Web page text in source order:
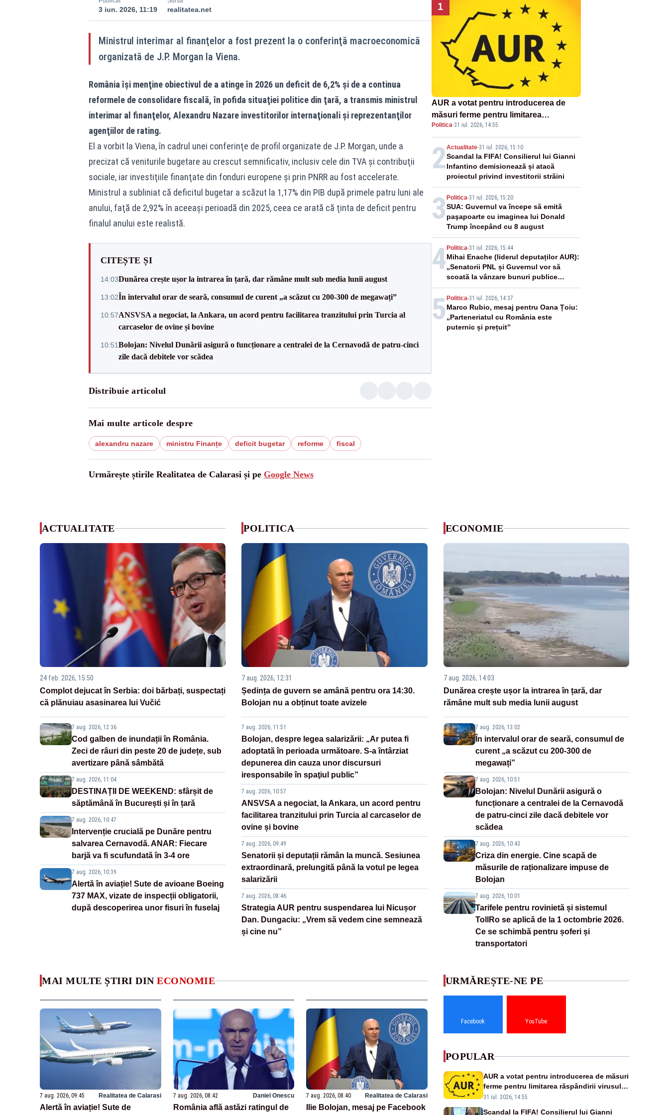
3 iun. 2026, 11:19 realitatea.net
Ministrul interimar al finanţelor a fost prezent la o conferinţă macroeconomică
organizată de J.P. Morgan la Viena.
România îşi menţine obiectivul de a atinge în 2026 un deficit de 6,2% şi de a continua
reformele de consolidare fiscală, în pofida situaţiei politice din ţară, a transmis ministrul
interimar al finanţelor, Alexandru Nazare investitorilor internaţionali şi reprezentanţilor
agenţiilor de rating.
El a vorbit la Viena, în cadrul unei conferinţe de profil organizate de J.P. Morgan, unde a
precizat că veniturile bugetare au crescut semnificativ, inclusiv cele din TVA şi contribuţii
sociale, iar investiţiile finanţate din fonduri europene şi prin PNRR au fost accelerate.
Ministrul a subliniat că deficitul bugetar a scăzut la 1,17% din PIB după primele patru luni ale
anului, faţă de 2,92% în aceeaşi perioadă din 2025, ceea ce arată că ţinta de deficit pentru
finalul anului este realistă.
CITEȘTE ȘI
14:03Dunărea crește ușor la intrarea în țară, dar rămâne mult sub media lunii august
13:02În intervalul orar de seară, consumul de curent „a scăzut cu 200-300 de megawați”
10:57ANSVSA a negociat, la Ankara, un acord pentru facilitarea tranzitului prin Turcia al
carcaselor de ovine și bovine
10:51Bolojan: Nivelul Dunării asigură o funcționare a centralei de la Cernavodă de patru-cinci
zile dacă debitele vor scădea
Distribuie articolul
Mai multe articole despre
alexandru nazare ministru Finanțe deficit bugetar reforme fiscal
Urmărește știrile Realitatea de Calarasi și pe Google News
1
AUR a votat pentru introducerea de
măsuri ferme pentru limitarea
răspândirii virusului pestei porcine
africane
Politica·31 iul. 2026, 14:55
2Actualitate-31 iul. 2026, 15:10
Scandal la FIFA! Consilierul lui Gianni
Infantino demisionează și atacă
proiectul privind investitorii străini
3 Politica-31 iul. 2026, 15:20
SUA: Guvernul va începe să emită
paşapoarte cu imaginea lui Donald
Trump începând cu 8 august
4 Politica-31 iul. 2026, 15:44
Mihai Enache (liderul deputaților AUR):
„Senatorii PNL și Guvernul vor să
scoată la vânzare bunuri publice
pentru a stinge datoriile pentru
vaccinurile Pfizer!”
5 Politica-31 iul. 2026, 14:37
Marco Rubio, mesaj pentru Oana Țoiu:
„Parteneriatul cu România este
puternic și prețuit”
ACTUALITATE
24 feb. 2026, 15:50
Complot dejucat în Serbia: doi bărbați, suspectați
că plănuiau asasinarea lui Vučić
7 aug. 2026, 12:36
Cod galben de inundații în România.
Zeci de râuri din peste 20 de județe, sub
avertizare până sâmbătă
7 aug. 2026, 11:04
DESTINAȚII DE WEEKEND: sfârșit de
săptămână în București și în țară
7 aug. 2026, 10:47
Intervenție crucială pe Dunăre pentru
salvarea Cernavodă. ANAR: Fiecare
barjă va fi scufundată în 3-4 ore
7 aug. 2026, 10:39
Alertă în aviație! Sute de avioane Boeing
737 MAX, vizate de inspecții obligatorii,
după descoperirea unor fisuri în fuselaj
POLITICA
7 aug. 2026, 12:31
Ședința de guvern se amână pentru ora 14:30.
Bolojan nu a obținut toate avizele
7 aug. 2026, 11:51
Bolojan, despre legea salarizării: „Ar putea fi
adoptată în perioada următoare. S-a întârziat
depunerea din cauza unor discursuri
iresponsabile în spaţiul public”
7 aug. 2026, 10:57
ANSVSA a negociat, la Ankara, un acord pentru
facilitarea tranzitului prin Turcia al carcaselor de
ovine și bovine
7 aug. 2026, 09:49
Senatorii și deputații rămân la muncă. Sesiunea
extraordinară, prelungită până la votul pe legea
salarizării
7 aug. 2026, 08:46
Strategia AUR pentru suspendarea lui Nicușor
Dan. Dungaciu: „Vrem să vedem cine semnează
și cine nu”
ECONOMIE
7 aug. 2026, 14:03
Dunărea crește ușor la intrarea în țară, dar
rămâne mult sub media lunii august
7 aug. 2026, 13:02
În intervalul orar de seară, consumul de
curent „a scăzut cu 200-300 de
megawați”
7 aug. 2026, 10:51
Bolojan: Nivelul Dunării asigură o
funcționare a centralei de la Cernavodă
de patru-cinci zile dacă debitele vor
scădea
7 aug. 2026, 10:43
Criza din energie. Cine scapă de
măsurile de raționalizare impuse de
Bolojan
7 aug. 2026, 10:01
Tarifele pentru rovinietă și sistemul
TollRo se aplică de la 1 octombrie 2026.
Ce se schimbă pentru șoferi și
transportatori
MAI MULTE ȘTIRI DIN ECONOMIE
7 aug. 2026, 09:45 Realitatea de Calarasi
Alertă în aviație! Sute de
7 aug. 2026, 08:42 Daniel Onescu
România află astăzi ratingul de
7 aug. 2026, 08:40 Realitatea de Calarasi
Ilie Bolojan, mesaj pe Facebook
URMĂREȘTE-NE PE
Facebook YouTube
POPULAR
AUR a votat pentru introducerea de măsuri
ferme pentru limitarea răspândirii virusului
pestei porcine africane
31 iul. 2026, 14:55
Scandal la FIFA! Consilierul lui Gianni